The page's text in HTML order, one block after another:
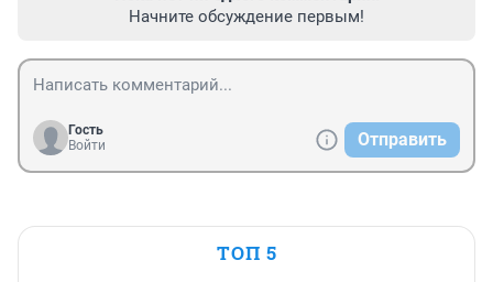
Начните обсуждение первым!
Гость
Войти
Отправить
ТОП 5